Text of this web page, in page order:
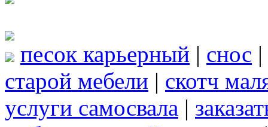
песок карьерный | снос |
старой мебели | скотч
услуги самосвала |